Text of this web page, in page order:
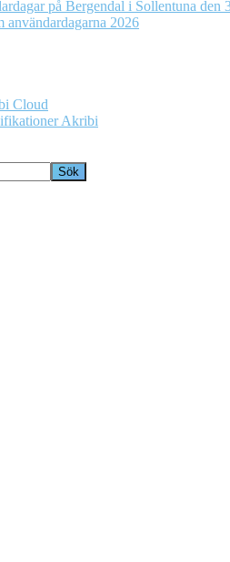
på Bergendal i Sollentuna den
användardagarna 2026
Cloud
Akribi